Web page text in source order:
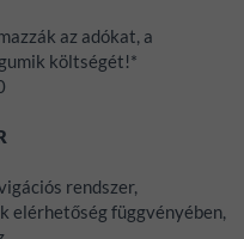
az adókat, a
költségét!*
rendszer,
elérhetőség függvényében,